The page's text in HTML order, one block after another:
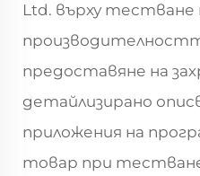
Ltd. върху тестване
предоставяне на
детайлизирано
приложения на
товар при